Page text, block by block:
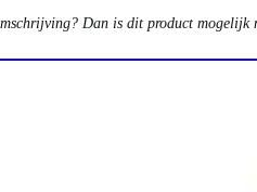
Dan is dit product